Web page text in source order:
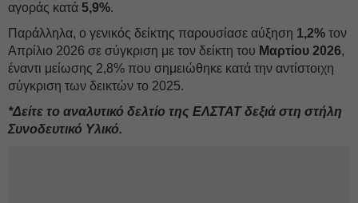
αγοράς κατά 5,9%.
Παράλληλα, ο γενικός δείκτης παρουσίασε αύξηση 1,2% τον
Απρίλιο 2026 σε σύγκριση με τον δείκτη του Μαρτίου 2026,
έναντι μείωσης 2,8% που σημειώθηκε κατά την αντίστοιχη
σύγκριση των δεικτών το 2025.
*Δείτε το αναλυτικό δελτίο της ΕΛΣΤΑΤ δεξιά στη στήλη
Συνοδευτικό Υλικό.